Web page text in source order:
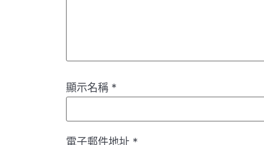
顯示名稱 *
電子郵件地址 *